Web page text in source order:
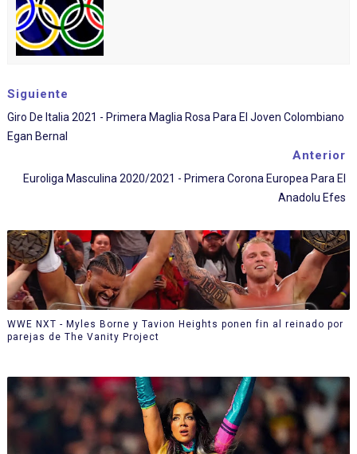
Siguiente
Giro De Italia 2021 - Primera Maglia Rosa Para El Joven Colombiano
Egan Bernal
Anterior
Euroliga Masculina 2020/2021 - Primera Corona Europea Para El
Anadolu Efes
WWE NXT - Myles Borne y Tavion Heights ponen fin al reinado por
parejas de The Vanity Project